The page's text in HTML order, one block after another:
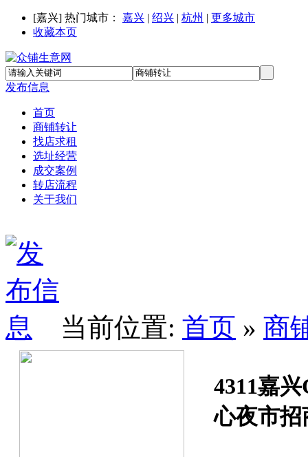
[嘉兴] 热门城市： 嘉兴 | 绍兴 | 杭州 | 更多城市
收藏本页
发布信息
首页
商铺转让
找店求租
选址经营
成交案例
转店流程
关于我们
当前位置: 首页 » 商
4311嘉
心夜市招